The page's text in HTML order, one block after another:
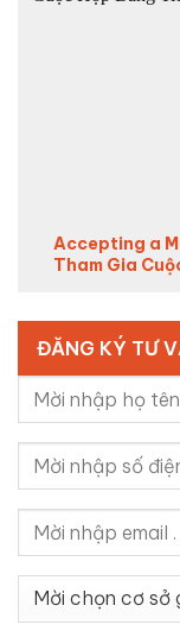
Accepting a
Tham Gia
ĐĂNG KÝ TƯ